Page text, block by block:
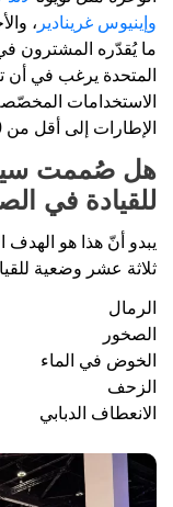
وإينيوس غرينادير ،
ما يُقدّره المشترون في
المتحدة يرغب في أن
الاستخدامات
الإطارات إلى أقل من 20 رطل لكل إنش مربع.
للقيادة في
ثلاثة عشر وضعية
الرمال
الصخور
الخوض في الماء
الزحف
الانعطاف الدبابي